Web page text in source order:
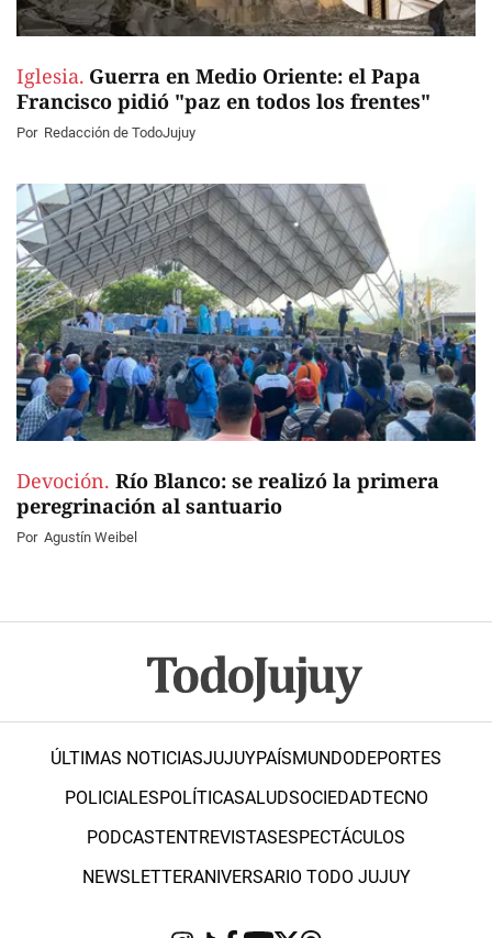
Iglesia. Guerra en Medio Oriente: el Papa
Francisco pidió "paz en todos los frentes"
Por Redacción de TodoJujuy
Devoción. Río Blanco: se realizó la primera
peregrinación al santuario
Por Agustín Weibel
ÚLTIMAS NOTICIASJUJUYPAÍSMUNDODEPORTES
POLICIALESPOLÍTICASALUDSOCIEDADTECNO
PODCASTENTREVISTASESPECTÁCULOS
NEWSLETTERANIVERSARIO TODO JUJUY